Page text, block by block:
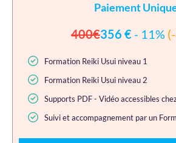
Paiement
400€356 € - 11%
Formation Reiki Usui niveau 1
Formation Reiki Usui niveau 2
Supports PDF - Vidéo accessibles
Suivi et accompagnement par un